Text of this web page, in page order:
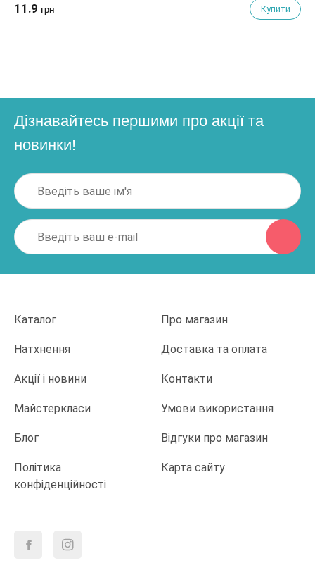
11.9 грн Купити
Дізнавайтесь першими про акції та
новинки!
Каталог Про магазин
Натхнення Доставка та оплата
Акції і новини Контакти
Майстеркласи Умови використання
Блог Відгуки про магазин
Політика
конфіденційності
Карта сайту